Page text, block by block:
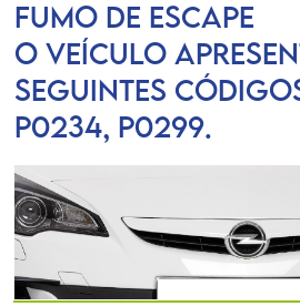
Fumo de escape
O veículo
seguintes
P0234, P0299.